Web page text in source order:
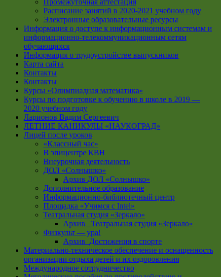
Промежуточная аттестация
Расписание занятий в 2020-2021 учебном году
Электронные образовательные ресурсы
Информация о доступе к информационным системам и
информационно-телекоммуникационным сетям
обучающихся
Информация о трудоустройстве выпускников
Карта сайта
Контакты
Контакты
Курсы «Олимпиадная математика»
Курсы по подготовке к обучению в школе в 2019 —
2020 учебном году
Ларионов Вадим Сергеевич
ЛЕТНИЕ КАНИКУЛЫ «НАУКОГРАД»
Лицей после уроков
«Классный час»
В эпицентре КВН
Внеурочная деятельность
ДОЛ «Солнышко»
Архив ДОЛ «Солнышко»
Дополнительное образование
Информационно-библиотечный центр
Площадка «Учимся с Intel»
Театральная студия «Зеркало»
Архив _Театральная студия «Зеркало»
Физкульт — ура!
Архив_Достижения в спорте
Материально-техническое обеспечение и оснащенность
организации отдыха детей и их оздоровления
Международное сотрудничество